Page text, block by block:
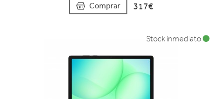
Comprar 317€
Stock inmediato